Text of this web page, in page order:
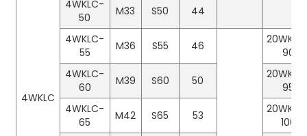
4WKLC
4WKLC-
50
M33 S50 44
4WKLC-
55
M36 S55 46
90
4WKLC-
60
M39 S60 50
95
4WKLC-
65
M42 S65 53
100